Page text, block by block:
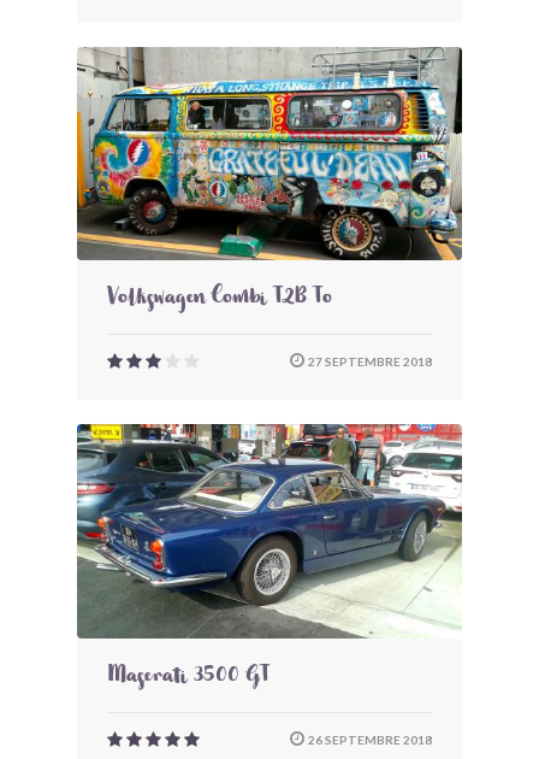
Volkswagen Combi T2B To
27 SEPTEMBRE 2018
Maserati 3500 GT
26 SEPTEMBRE 2018